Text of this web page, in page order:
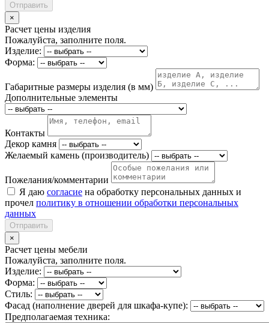
Отправить
×
Расчет цены изделия
Пожалуйста, заполните поля.
Изделие:
Форма:
Габаритные размеры изделия (в мм)
Дополнительные элементы
Контакты
Декор камня
Желаемый камень (производитель)
Пожелания/комментарии
Я даю согласие на обработку персональных данных и
прочел политику в отношении обработки персональных
данных
Отправить
×
Расчет цены мебели
Пожалуйста, заполните поля.
Изделие:
Форма:
Стиль:
Фасад (наполнение дверей для шкафа-купе):
Предполагаемая техника: